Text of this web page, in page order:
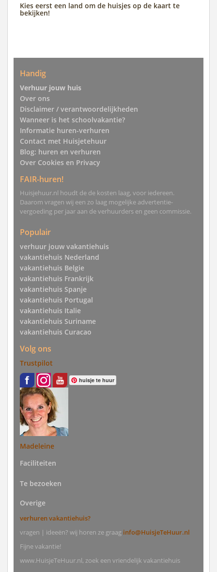
Kies eerst een land om de huisjes op de kaart te
bekijken!
Handig
Verhuur jouw huis
Over ons
Disclaimer / verantwoordelijkheden
Wanneer is het schoolvakantie?
Informatie huren-verhuren
Contact met Huisjetehuur
Blog: huren en verhuren
Over Cookies en Privacy
FAIR-huren!
Huisjehuur.nl houdt de de kosten laag, voor iedereen.
Daarom vragen wij een zo laag mogelijke advertentie-
vergoeding per jaar aan de verhuurders en geen commissie.
Populair
verhuur jouw vakantiehuis
vakantiehuis Nederland
vakantiehuis Belgie
vakantiehuis Frankrijk
vakantiehuis Spanje
vakantiehuis Portugal
vakantiehuis Italie
vakantiehuis Suriname
vakantiehuis Curacao
Volg ons
Trustpilot
huisje te huur
Madeleine
Faciliteiten
Te bezoeken
Overige
verhuren vakantiehuis?
vragen | ideeën? wij horen ze graag info@HuisjeTeHuur.nl
Fijne vakantie!
www.HuisjeTeHuur.nl, zoek een vriendelijk vakantiehuis